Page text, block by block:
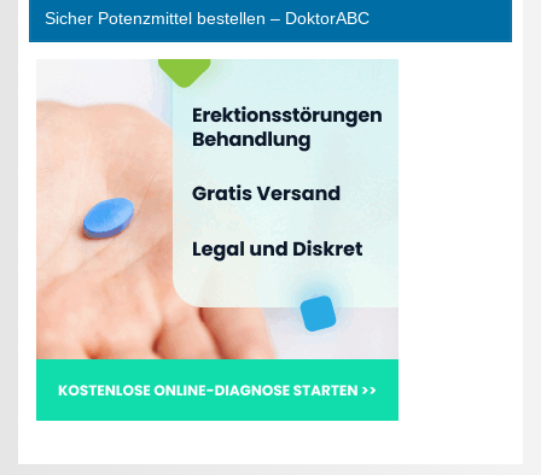
Sicher Potenzmittel bestellen – DoktorABC